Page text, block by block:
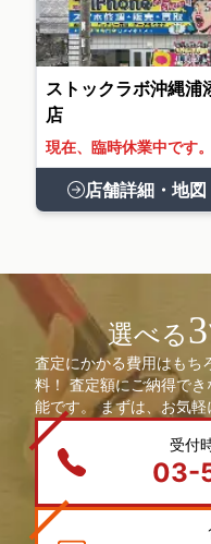
ストックラボ沖縄浦
店
現在、臨時休業中です。
店舗詳細・地図
選べる
査定にかかる費用はもち
料！ 査定額にご納得で
能です。 まずは、お気軽
受付
03-